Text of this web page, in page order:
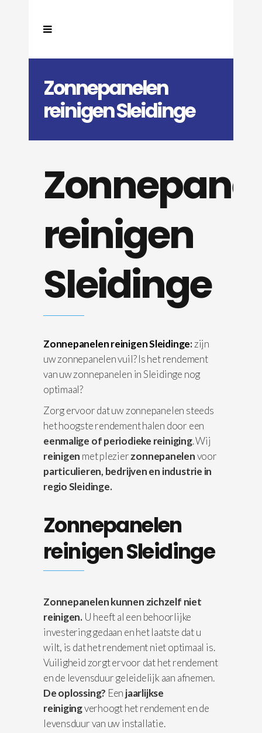
Zonnepanelen
reinigen Sleidinge
reinigen
Sleidinge
Zonnepanelen reinigen Sleidinge:zijn
uw zonnepanelen vuil? Is het rendement
van uw zonnepanelen in Sleidinge nog
optimaal?
Zorg ervoor dat uw zonnepanelen steeds
het hoogste rendement halen door een
eenmalige of periodieke reiniging. Wij
reinigen met plezierzonnepanelenvoor
particulieren, bedrijven en industrie in
regio Sleidinge.
Zonnepanelen
reinigen Sleidinge
Zonnepanelen kunnen zichzelf niet
reinigen. U heeft al een behoorlijke
investering gedaan en het laatste dat u
wilt, is dat het rendement niet optimaal is.
Vuiligheid zorgt ervoor dat het rendement
en de levensduur geleidelijk aan afnemen.
De oplossing? Een jaarlijkse
reinigingverhoogt het rendement en de
levensduur van uw installatie.